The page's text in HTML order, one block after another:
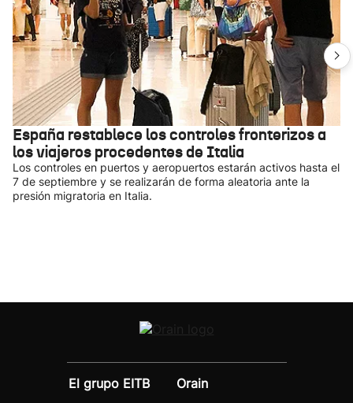
España restablece los controles fronterizos a
los viajeros procedentes de Italia
Los controles en puertos y aeropuertos estarán activos hasta el
7 de septiembre y se realizarán de forma aleatoria ante la
presión migratoria en Italia.
El grupo EITB
Orain